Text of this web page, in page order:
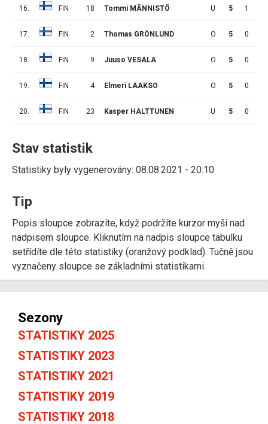
16. FIN 18 Tommi MÄNNISTÖ U 5 1
17. FIN 2 Thomas GRÖNLUND O 5 0
18. FIN 9 Juuso VESALA O 5 0
19. FIN 4 Elmeri LAAKSO O 5 0
20. FIN 23 Kasper HALTTUNEN U 5 0
Stav statistik
Statistiky byly vygenerovány: 08.08.2021 - 20:10
Tip
Popis sloupce zobrazíte, když podržíte kurzor myši nad
nadpisem sloupce. Kliknutím na nadpis sloupce tabulku
setřídíte dle této statistiky (oranžový podklad). Tučně jsou
vyznačeny sloupce se základními statistikami.
Sezony
STATISTIKY 2025
STATISTIKY 2023
STATISTIKY 2021
STATISTIKY 2019
STATISTIKY 2018